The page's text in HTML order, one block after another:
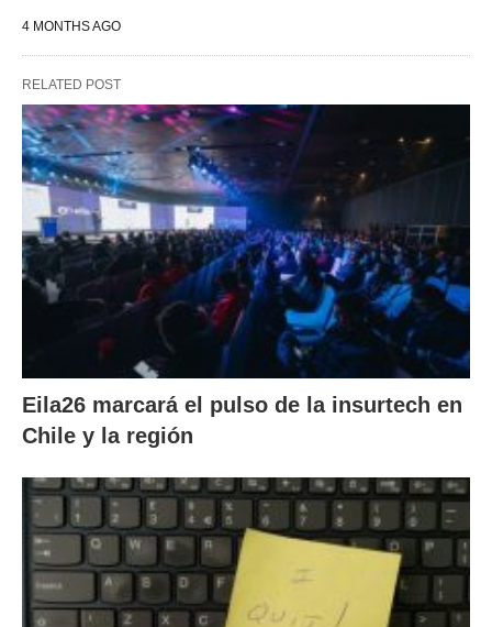
4 MONTHS AGO
RELATED POST
Eila26 marcará el pulso de la insurtech en
Chile y la región